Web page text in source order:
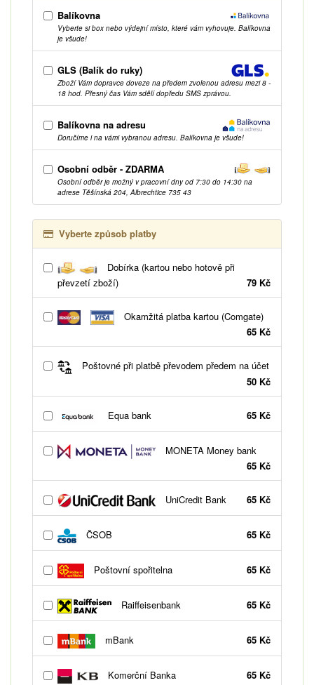
Balíkovna
Vyberte si box nebo výdejní místo, které vám vyhovuje. Balíkovna
je všude!
GLS (Balík do ruky)
Zboží Vám dopravce doveze na předem zvolenou adresu mezi 8 -
18 hod. Přesný čas Vám sdělí dopředu SMS zprávou.
Balíkovna na adresu
Doručíme i na vámi vybranou adresu. Balíkovna je všude!
Osobní odběr - ZDARMA
Osobní odběr je možný v pracovní dny od 7:30 do 14:30 na
adrese Těšínská 204, Albrechtice 735 43
Vyberte způsob platby
Dobírka (kartou nebo hotově při
převzetí zboží)
79 Kč
Okamžitá platba kartou (Comgate)
65 Kč
Poštovné při platbě převodem předem na účet
50 Kč
Equa bank 65 Kč
MONETA Money bank
65 Kč
UniCredit Bank 65 Kč
ČSOB 65 Kč
Poštovní spořitelna 65 Kč
Raiffeisenbank 65 Kč
mBank 65 Kč
Komerční Banka 65 Kč